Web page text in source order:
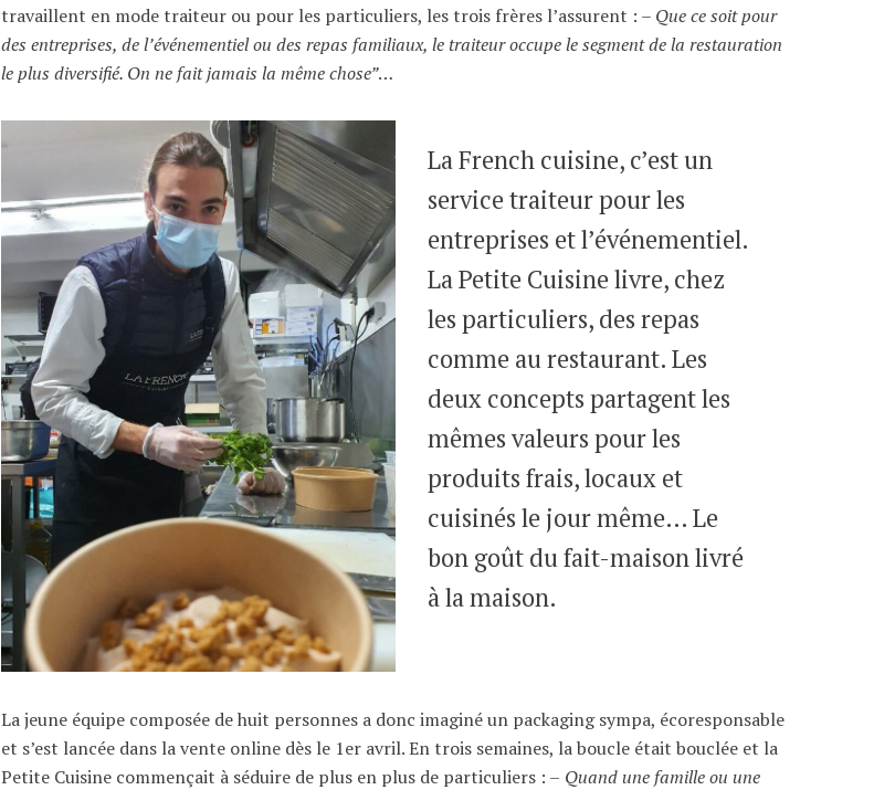
travaillent en mode traiteur ou pour les particuliers, les trois frères l’assurent : – Que ce soit pour
des entreprises, de l’événementiel ou des repas familiaux, le traiteur occupe le segment de la restauration
le plus diversifié. On ne fait jamais la même chose”…
La French cuisine, c’est un
service traiteur pour les
entreprises et l’événementiel.
La Petite Cuisine livre, chez
les particuliers, des repas
comme au restaurant. Les
deux concepts partagent les
mêmes valeurs pour les
produits frais, locaux et
cuisinés le jour même… Le
bon goût du fait-maison livré
à la maison.
La jeune équipe composée de huit personnes a donc imaginé un packaging sympa, écoresponsable
et s’est lancée dans la vente online dès le 1er avril. En trois semaines, la boucle était bouclée et la
Petite Cuisine commençait à séduire de plus en plus de particuliers : – Quand une famille ou une